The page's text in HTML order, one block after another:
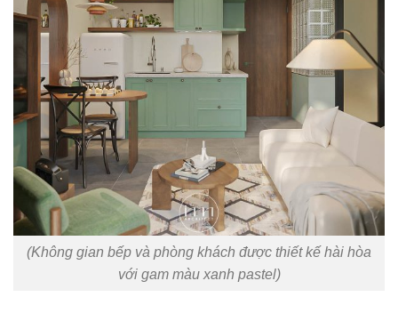
(Không gian bếp và phòng khách được thiết kế hài hòa
với gam màu xanh pastel)